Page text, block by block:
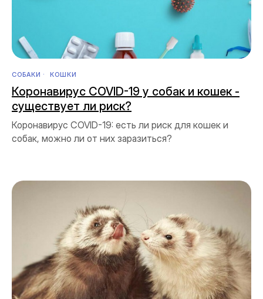
СОБАКИ КОШКИ
Коронавирус COVID-19 у собак и кошек -
существует ли риск?
Коронавирус COVID-19: есть ли риск для кошек и
собак, можно ли от них заразиться?